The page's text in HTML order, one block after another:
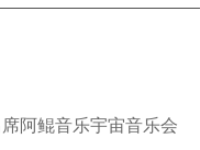
阿鲲音乐宇宙音乐会